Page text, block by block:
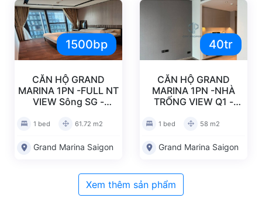
1500bp
CĂN HỘ GRAND
MARINA 1PN -FULL NT
VIEW Sông SG -
1 bed 61.72 m2
Grand Marina Saigon
40tr
CĂN HỘ GRAND
MARINA 1PN -NHÀ
TRỐNG VIEW Q1 -
1 bed 58 m2
Grand Marina Saigon
Xem thêm sản phẩm